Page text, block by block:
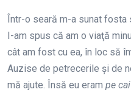
Într-o seară m-a sunat
I-am spus că am o viaţă
cât am fost cu ea, în loc să
Auzise de petrecerile şi de
mă ajute. Însă eu eram pe